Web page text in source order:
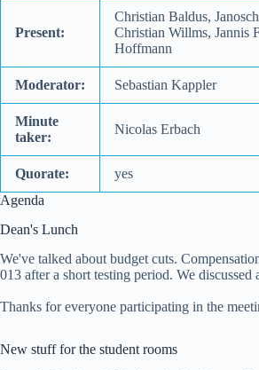
Present:
Christian Baldus,
Christian Willms, Jannis
Hoffmann
Moderator: Sebastian Kappler
Minute
taker:
Nicolas Erbach
Quorate:
yes
Agenda
Dean's Lunch
We've talked about budget cuts.
013 after a short testing period. We
Thanks for everyone participating in the
New stuff for the student rooms